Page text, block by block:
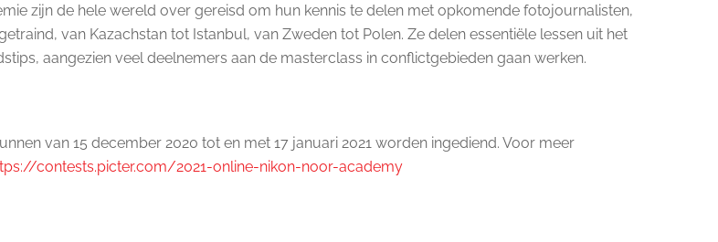
zijn de hele wereld over gereisd om hun kennis te delen met opkomende fotojournalisten,
van Kazachstan tot Istanbul, van Zweden tot Polen. Ze delen essentiële lessen uit het
aangezien veel deelnemers aan de masterclass in conflictgebieden gaan werken.
van 15 december 2020 tot en met 17 januari 2021 worden ingediend. Voor meer
contests.picter.com/2021-online-nikon-noor-academy